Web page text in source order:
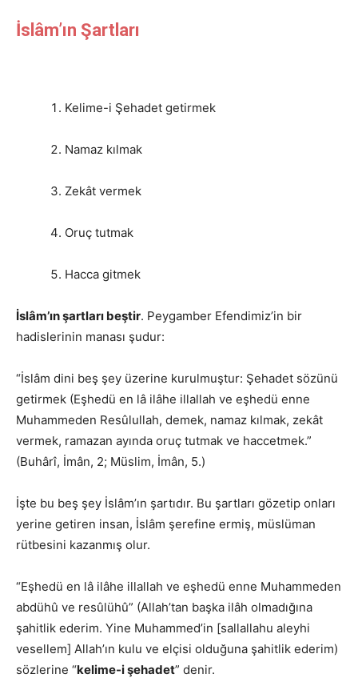
İslâm’ın Şartları
Kelime-i Şehadet getirmek
Namaz kılmak
Zekât vermek
Oruç tutmak
Hacca gitmek
İslâm’ın şartları beştir. Peygamber Efendimiz’in bir
hadislerinin manası şudur:
“İslâm dini beş şey üzerine kurulmuştur: Şehadet sözünü
getirmek (Eşhedü en lâ ilâhe illallah ve eşhedü enne
Muhammeden Resûlullah, demek, namaz kılmak, zekât
vermek, ramazan ayında oruç tutmak ve haccetmek.”
(Buhârî, İmân, 2; Müslim, İmân, 5.)
İşte bu beş şey İslâm’ın şartıdır. Bu şartları gözetip onları
yerine getiren insan, İslâm şerefine ermiş, müslüman
rütbesini kazanmış olur.
“Eşhedü en lâ ilâhe illallah ve eşhedü enne Muhammeden
abdühû ve resûlühû” (Allah’tan başka ilâh olmadığına
şahitlik ederim. Yine Muhammed’in [sallallahu aleyhi
vesellem] Allah’ın kulu ve elçisi olduğuna şahitlik ederim)
sözlerine “kelime-i şehadet” denir.